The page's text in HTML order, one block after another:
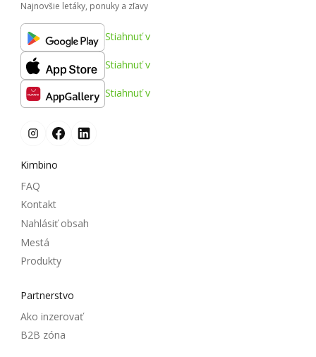
Najnovšie letáky, ponuky a zľavy
Stiahnuť v
Stiahnuť v
Stiahnuť v
Kimbino
FAQ
Kontakt
Nahlásiť obsah
Mestá
Produkty
Partnerstvo
Ako inzerovať
B2B zóna